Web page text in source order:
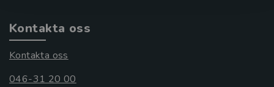
Kontakta oss
Kontakta oss
046-31 20 00